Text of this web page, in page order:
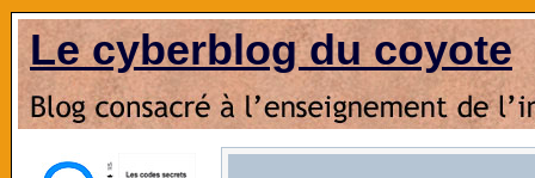
Le cyberblog du coyote